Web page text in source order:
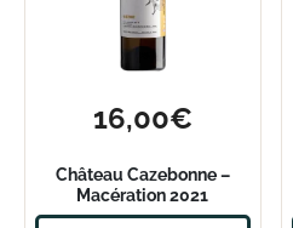
16,00€
Château Cazebonne –
Macération 2021